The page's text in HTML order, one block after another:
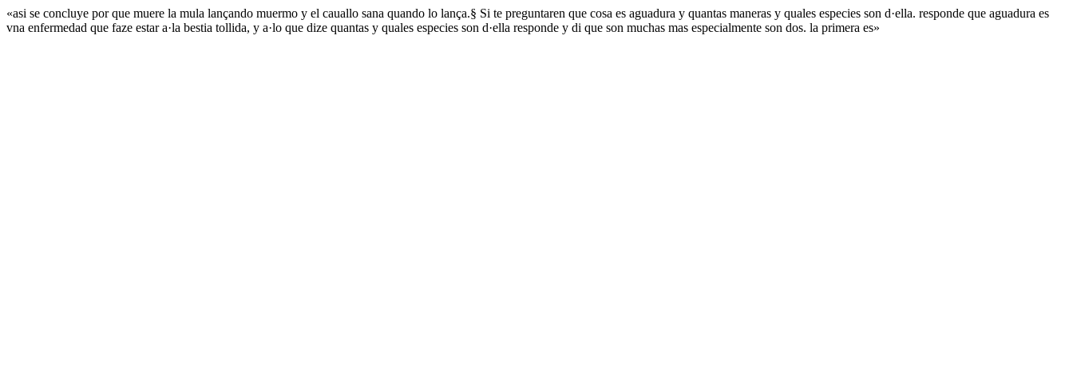
«asi se concluye por que muere la mula lançando muermo y el cauallo sana quando lo lança.§ Si te preguntaren que cosa es aguadura y quantas maneras y quales especies son d·ella. responde que aguadura es
vna enfermedad que faze estar a·la bestia tollida, y a·lo que dize quantas y quales especies son d·ella responde y di que son muchas mas especialmente son dos. la primera es»